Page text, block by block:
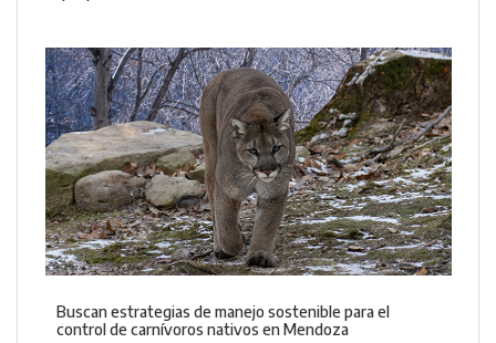
Buscan estrategias de manejo sostenible para el
control de carnívoros nativos en Mendoza